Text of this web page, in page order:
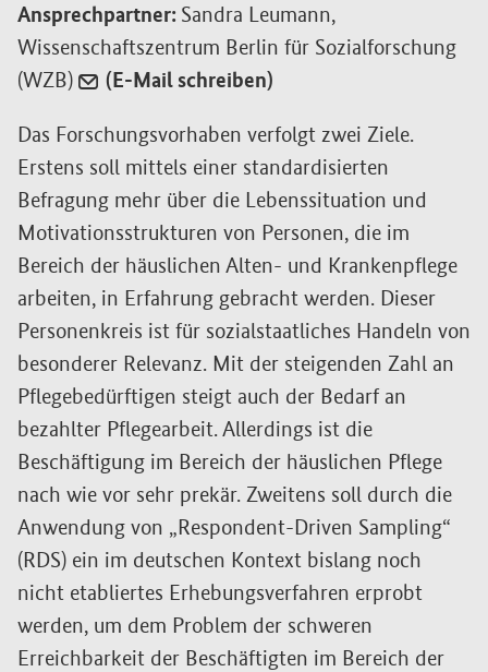
Ansprechpartner: Sandra Leumann,
Wissenschaftszentrum Berlin für Sozialforschung
(WZB)
(E-Mail schreiben)
Das Forschungsvorhaben verfolgt zwei Ziele.
Erstens soll mittels einer standardisierten
Befragung mehr über die Lebenssituation und
Motivationsstrukturen von Personen, die im
Bereich der häuslichen Alten- und Krankenpflege
arbeiten, in Erfahrung gebracht werden. Dieser
Personenkreis ist für sozialstaatliches Handeln von
besonderer Relevanz. Mit der steigenden Zahl an
Pflegebedürftigen steigt auch der Bedarf an
bezahlter Pflegearbeit. Allerdings ist die
Beschäftigung im Bereich der häuslichen Pflege
nach wie vor sehr prekär. Zweitens soll durch die
Anwendung von „Respondent-Driven Sampling“
(RDS) ein im deutschen Kontext bislang noch
nicht etabliertes Erhebungsverfahren erprobt
werden, um dem Problem der schweren
Erreichbarkeit der Beschäftigten im Bereich der